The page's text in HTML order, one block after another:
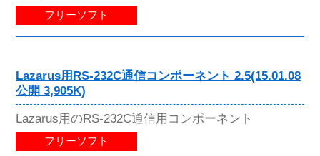
フリーソフト
Lazarus用RS-232C通信コンポーネント 2.5(15.01.08
公開 3,905K)
Lazarus用のRS-232C通信用コンポーネント
フリーソフト